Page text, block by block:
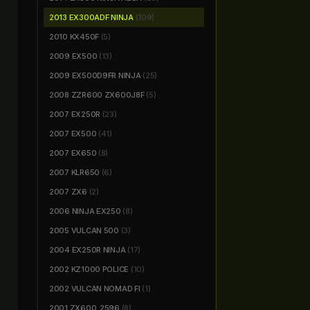
2013 EX300ADF NINJA (109)
2010 KX450F (5)
2009 EX500 (13)
2009 EX500D9FR NINJA (25)
2008 ZZR600 ZX600J8F (5)
2007 EX250R (23)
2007 EX500 (41)
2007 EX650 (8)
2007 KLR650 (6)
2007 ZX6 (2)
2006 NINJA EX250 (8)
2005 VULCAN 500 (3)
2004 EX250R NINJA (17)
2002 KZ1000 POLICE (10)
2002 VULCAN NOMAD FI (1)
2001 ZX600_2596 (8)